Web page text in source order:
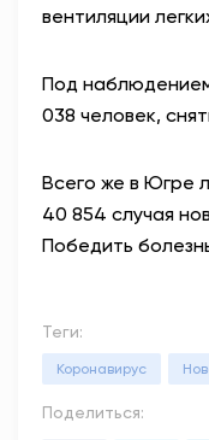
вентиляции
Под наблюдением
038 человек,
Всего же в Югре
40 854 случая
Победить
Теги:
Коронавирус
Поделиться: